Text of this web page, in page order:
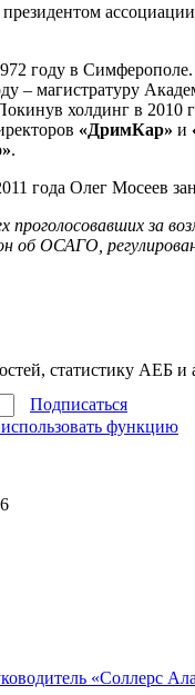
ассоциации
году в Симферополе.
– магистратуру
холдинг в 2010
«ДримКар» и
.
года Олег Мосеев
проголосовавших за
об ОСАГО,
статистику АЕБ
Подписаться
«Соллерс